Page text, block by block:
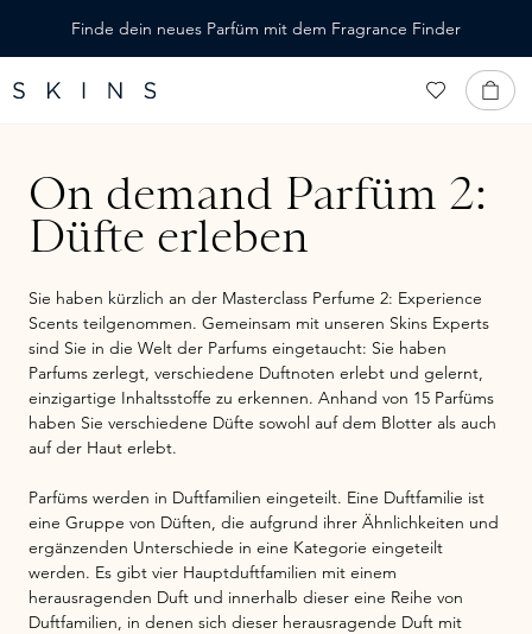
SPRINGENFinde dein neues Parfüm mit dem Fragrance Finder
On demand Parfüm 2:
Düfte erleben
Sie haben kürzlich an der Masterclass Perfume 2: Experience
Scents teilgenommen. Gemeinsam mit unseren Skins Experts
sind Sie in die Welt der Parfums eingetaucht: Sie haben
Parfums zerlegt, verschiedene Duftnoten erlebt und gelernt,
einzigartige Inhaltsstoffe zu erkennen. Anhand von 15 Parfüms
haben Sie verschiedene Düfte sowohl auf dem Blotter als auch
auf der Haut erlebt.
Parfüms werden in Duftfamilien eingeteilt. Eine Duftfamilie ist
eine Gruppe von Düften, die aufgrund ihrer Ähnlichkeiten und
ergänzenden Unterschiede in eine Kategorie eingeteilt
werden. Es gibt vier Hauptduftfamilien mit einem
herausragenden Duft und innerhalb dieser eine Reihe von
Duftfamilien, in denen sich dieser herausragende Duft mit